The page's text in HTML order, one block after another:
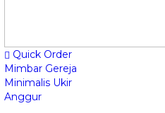
Quick Order
Mimbar Gereja
Minimalis Ukir
Anggur